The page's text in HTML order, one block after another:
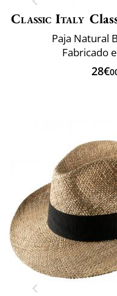
Classic Italy
Paja Natural
Fabricado
28€